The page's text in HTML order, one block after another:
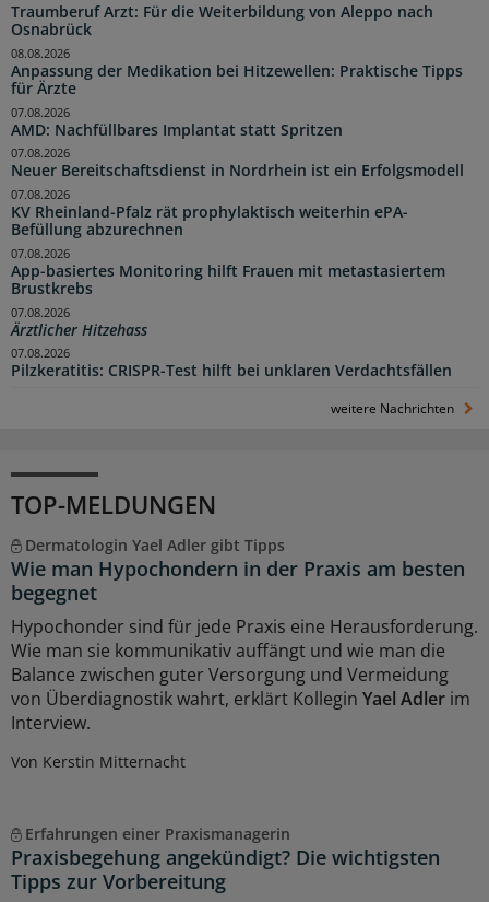
Traumberuf Arzt: Für die Weiterbildung von Aleppo nach
Osnabrück
Anpassung der Medikation bei Hitzewellen: Praktische Tipps
für Ärzte
08.08.2026
AMD: Nachfüllbares Implantat statt Spritzen
07.08.2026
Neuer Bereitschaftsdienst in Nordrhein ist ein Erfolgsmodell
07.08.2026
KV Rheinland-Pfalz rät prophylaktisch weiterhin ePA-
Befüllung abzurechnen
07.08.2026
App-basiertes Monitoring hilft Frauen mit metastasiertem
Brustkrebs
07.08.2026
Ärztlicher Hitzehass
07.08.2026
Pilzkeratitis: CRISPR-Test hilft bei unklaren Verdachtsfällen
07.08.2026
weitere Nachrichten
TOP-MELDUNGEN
Dermatologin Yael Adler gibt Tipps
Wie man Hypochondern in der Praxis am besten
begegnet
Hypochonder sind für jede Praxis eine Herausforderung.
Wie man sie kommunikativ auffängt und wie man die
Balance zwischen guter Versorgung und Vermeidung
von Überdiagnostik wahrt, erklärt Kollegin Yael Adler im
Interview.
Von Kerstin Mitternacht
Erfahrungen einer Praxismanagerin
Praxisbegehung angekündigt? Die wichtigsten
Tipps zur Vorbereitung